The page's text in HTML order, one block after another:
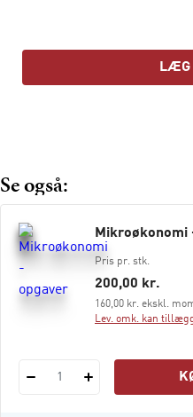
Til gengæld er det
Bogen hører sammen med
LÆG
Se også:
Mikroøkonomi
Pris pr. stk.
200,00 kr.
160,00 kr. ekskl.
Lev. omk. kan
1